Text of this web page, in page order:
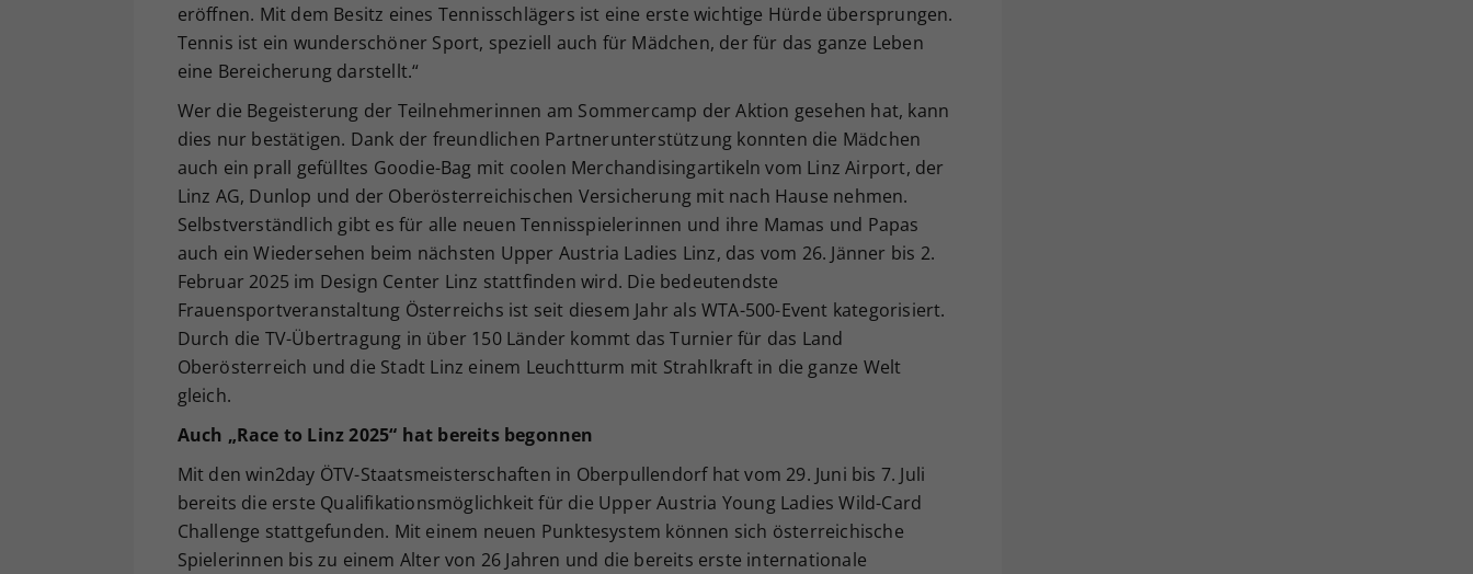
eröffnen. Mit dem Besitz eines Tennisschlägers ist eine erste wichtige Hürde übersprungen.
Tennis ist ein wunderschöner Sport, speziell auch für Mädchen, der für das ganze Leben
eine Bereicherung darstellt.“
Wer die Begeisterung der Teilnehmerinnen am Sommercamp der Aktion gesehen hat, kann
dies nur bestätigen. Dank der freundlichen Partnerunterstützung konnten die Mädchen
auch ein prall gefülltes Goodie-Bag mit coolen Merchandisingartikeln vom Linz Airport, der
Linz AG, Dunlop und der Oberösterreichischen Versicherung mit nach Hause nehmen.
Selbstverständlich gibt es für alle neuen Tennisspielerinnen und ihre Mamas und Papas
auch ein Wiedersehen beim nächsten Upper Austria Ladies Linz, das vom 26. Jänner bis 2.
Februar 2025 im Design Center Linz stattfinden wird. Die bedeutendste
Frauensportveranstaltung Österreichs ist seit diesem Jahr als WTA-500-Event kategorisiert.
Durch die TV-Übertragung in über 150 Länder kommt das Turnier für das Land
Oberösterreich und die Stadt Linz einem Leuchtturm mit Strahlkraft in die ganze Welt
gleich.
Auch „Race to Linz 2025“ hat bereits begonnen
Mit den win2day ÖTV-Staatsmeisterschaften in Oberpullendorf hat vom 29. Juni bis 7. Juli
bereits die erste Qualifikationsmöglichkeit für die Upper Austria Young Ladies Wild-Card
Challenge stattgefunden. Mit einem neuen Punktesystem können sich österreichische
Spielerinnen bis zu einem Alter von 26 Jahren und die bereits erste internationale